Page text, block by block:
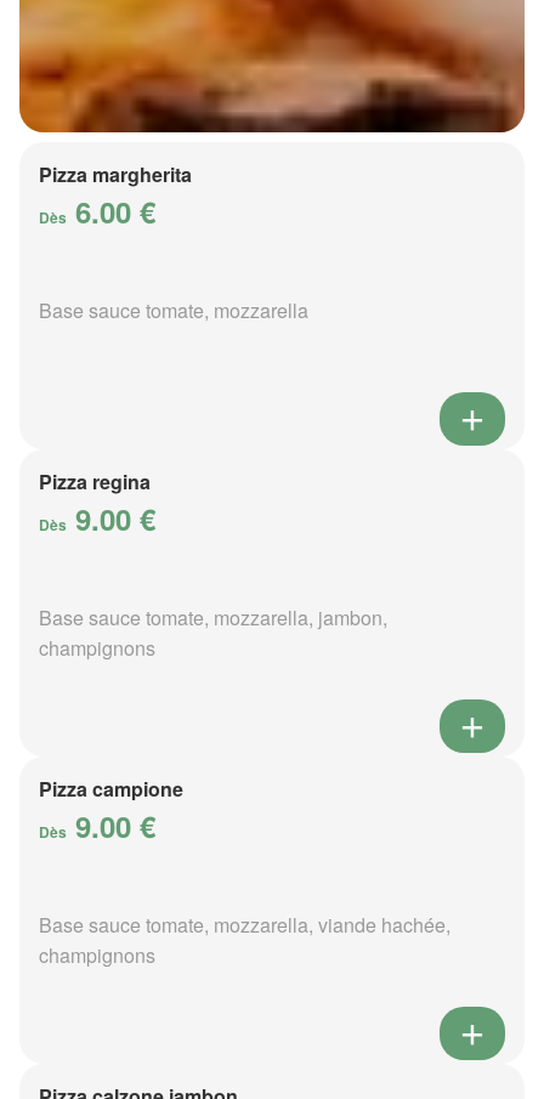
Pizza margherita
Dès 6.00 €
Base sauce tomate, mozzarella
Pizza regina
Dès 9.00 €
Base sauce tomate, mozzarella, jambon,
champignons
Pizza campione
Dès 9.00 €
Base sauce tomate, mozzarella, viande hachée,
champignons